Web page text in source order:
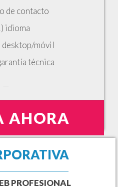
de contacto
idioma
desktop/móvil
técnica
—
AHORA
PROFESIONAL